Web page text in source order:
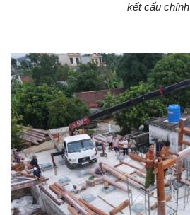
kết cấu chính